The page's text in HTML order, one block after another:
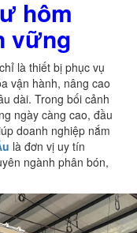
hôm
vững
là thiết bị phục vụ
vận hành, nâng cao
dài. Trong bối cảnh
ngày càng cao, đầu
doanh nghiệp nắm
là đơn vị uy tín
ngành phân bón,